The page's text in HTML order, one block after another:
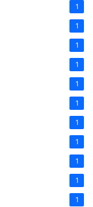
1
1
1
1
1
1
1
1
1
1
1